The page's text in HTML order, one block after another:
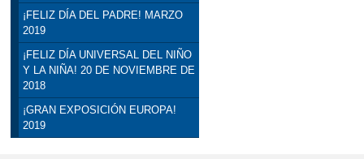
¡FELIZ DÍA DEL PADRE! MARZO
2019
¡FELIZ DÍA UNIVERSAL DEL NIÑO
Y LA NIÑA! 20 DE NOVIEMBRE DE
2018
¡GRAN EXPOSICIÓN EUROPA!
2019